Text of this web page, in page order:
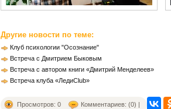
Другие новости по теме:
Клуб психологии "Осознание"
Встреча с Дмитрием Быковым
Встреча с автором книги «Дмитрий Менделеев»
Встреча клуба «ЛедиClub»
Просмотров: 0 Комментариев: (0) |